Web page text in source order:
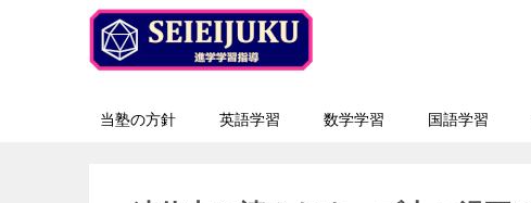
当塾の方針 英語学習 数学学習 国語学習